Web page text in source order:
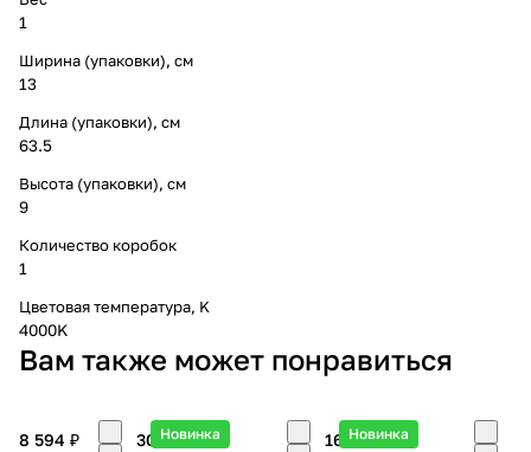
1
Ширина (упаковки), см
13
Длина (упаковки), см
63.5
Высота (упаковки), см
9
Количество коробок
1
Цветовая температура, K
4000K
Вам также может понравиться
8 594 ₽
Новинка
30 407 ₽
Новинка
16 565 ₽